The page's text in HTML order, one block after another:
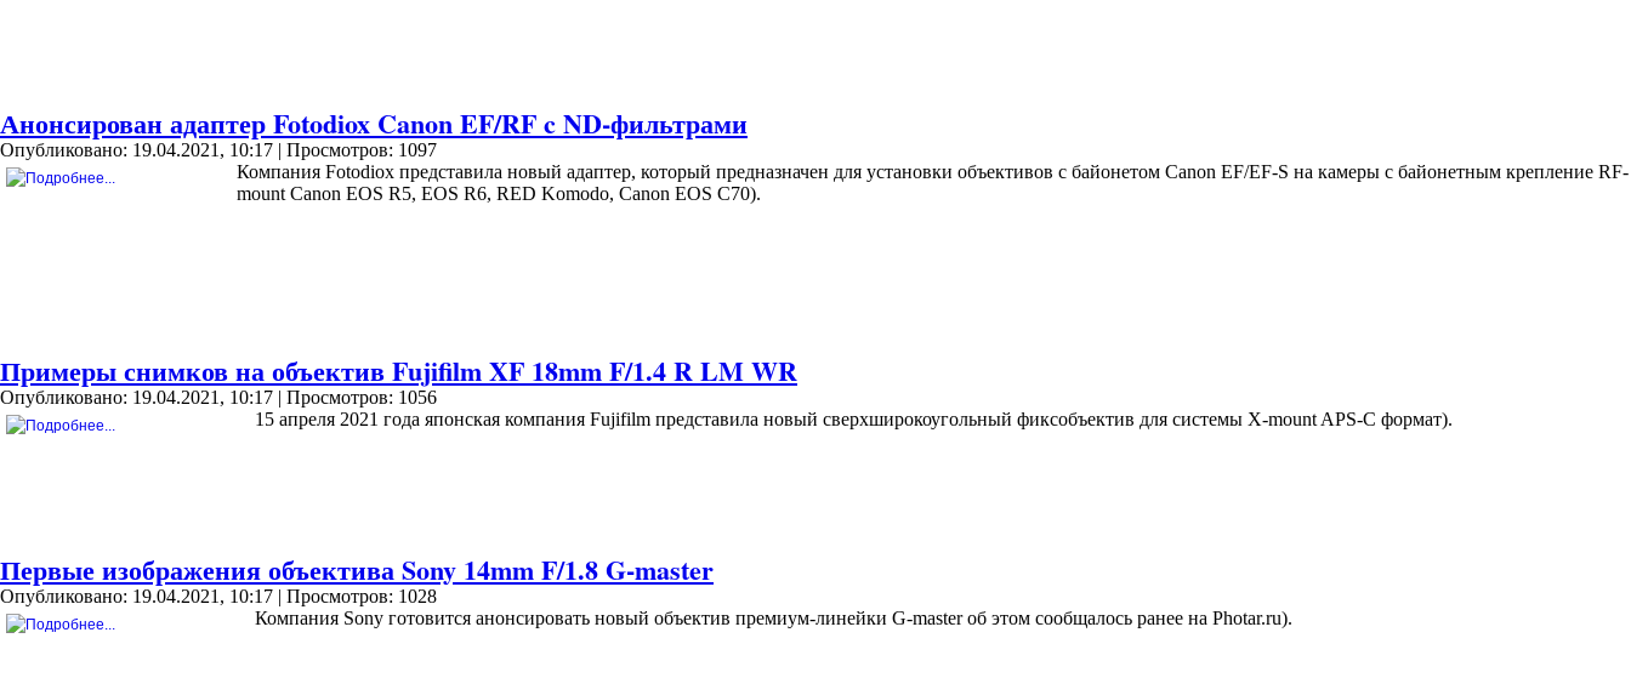
Анонсирован адаптер Fotodiox Canon EF/RF c ND-фильтрами
Опубликовано: 19.04.2021, 10:17 | Просмотров: 1097
Компания Fotodiox представила новый адаптер, который предназначен для установки объективов с байонетом Canon EF/EF-S на камеры с байонетным крепление RF-
mount Canon EOS R5, EOS R6, RED Komodo, Canon EOS C70).
Примеры снимков на объектив Fujifilm XF 18mm F/1.4 R LM WR
Опубликовано: 19.04.2021, 10:17 | Просмотров: 1056
15 апреля 2021 года японская компания Fujifilm представила новый сверхширокоугольный фиксобъектив для системы X-mount APS-C формат).
Первые изображения объектива Sony 14mm F/1.8 G-master
Опубликовано: 19.04.2021, 10:17 | Просмотров: 1028
Компания Sony готовится анонсировать новый объектив премиум-линейки G-master об этом сообщалось ранее на Photar.ru).